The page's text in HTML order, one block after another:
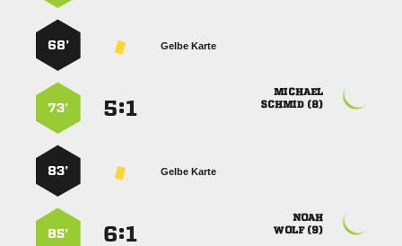
Gelbe Karte
68’

 
:
73’
Gelbe Karte
83’

 
:
85’